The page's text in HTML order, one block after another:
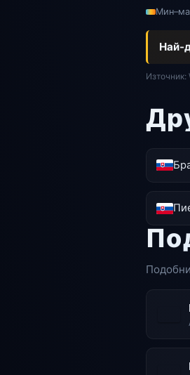
Най-
Източник: